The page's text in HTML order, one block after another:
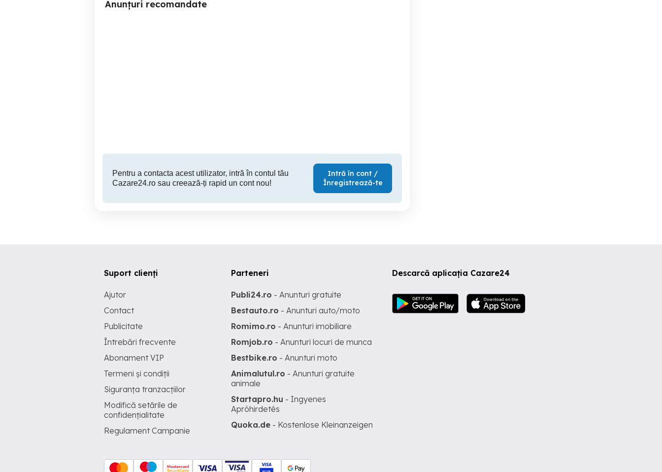
Anunțuri recomandate
Pentru a contacta acest utilizator, intră în contul tău
Cazare24.ro sau creează-ți rapid un cont nou!
Intră în cont /
Înregistrează-te
Descarcă aplicația Cazare24
Suport clienți
Ajutor
Contact
Publicitate
Întrebări frecvente
Abonament VIP
Termeni și condiții
Siguranța tranzacțiilor
Modifică setările de
confidențialitate
Regulament Campanie
Parteneri
Publi24.ro - Anunturi gratuite
Bestauto.ro - Anunturi auto/moto
Romimo.ro - Anunturi imobiliare
Romjob.ro - Anunturi locuri de munca
Bestbike.ro - Anunturi moto
Animalutul.ro - Anunturi gratuite
animale
Startapro.hu - Ingyenes
Apróhirdetés
Quoka.de - Kostenlose Kleinanzeigen